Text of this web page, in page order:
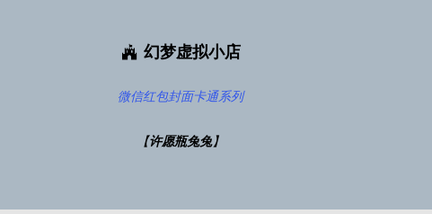
幻梦虚拟小店
微信红包封面卡通系列
【许愿瓶兔兔】